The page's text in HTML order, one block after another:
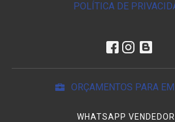
POLÍTICA DE
ORÇAMENTOS PARA
WHATSAPP